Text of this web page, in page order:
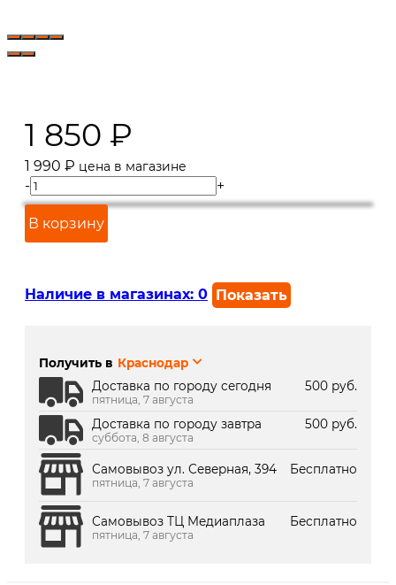
1 850 ₽
1 990 ₽ цена в магазине
- +
В корзину
Наличие в магазинах: 0 Показать
г. Краснодар, ТК Медиаплаза:
Получить в Краснодар
Доставка по городу сегодня
500 руб.
пятница, 7 августа
Доставка по городу завтра 500 руб.
суббота, 8 августа
Самовывоз ул. Северная, 394 Бесплатно
пятница, 7 августа
Самовывоз ТЦ Медиаплаза Бесплатно
пятница, 7 августа